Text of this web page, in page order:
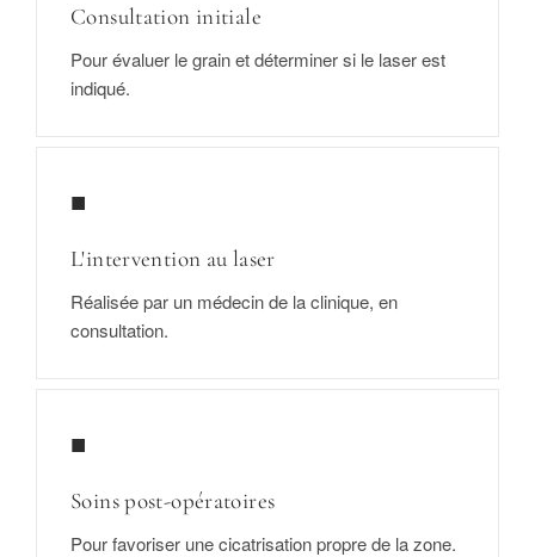
Consultation initiale
Pour évaluer le grain et déterminer si le laser est
indiqué.
■
L'intervention au laser
Réalisée par un médecin de la clinique, en
consultation.
■
Soins post-opératoires
Pour favoriser une cicatrisation propre de la zone.